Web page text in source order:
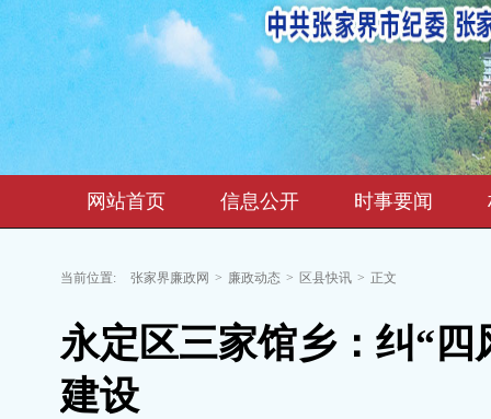
网站首页 信息公开 时事要闻
当前位置: 张家界廉政网 > 廉政动态 > 区县快讯 > 正文
永定区三家馆乡：纠“
建设